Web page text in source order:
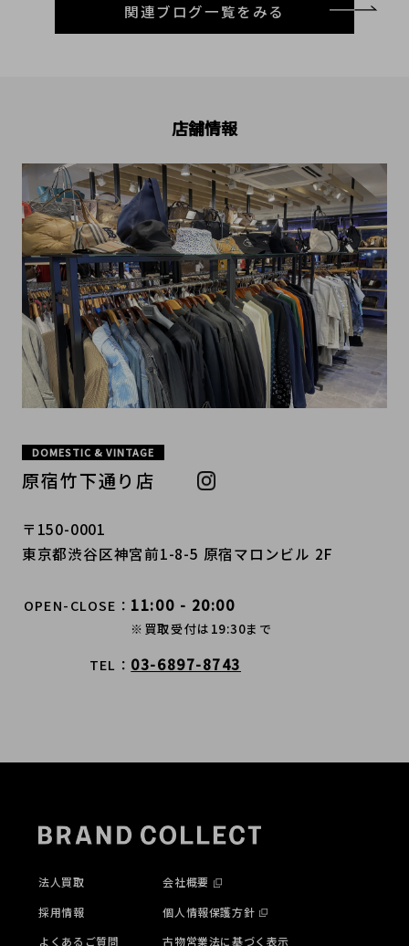
関連ブログ一覧をみる
店舗情報
DOMESTIC & VINTAGE
原宿竹下通り店
〒150-0001
東京都渋谷区神宮前1-8-5 原宿マロンビル 2F
OPEN-CLOSE 11:00 - 20:00
※買取受付は19:30まで
TEL 03-6897-8743
法人買取
採用情報
よくあるご質問
会社概要
個人情報保護方針
古物営業法に基づく表示